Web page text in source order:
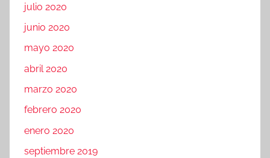
julio 2020
junio 2020
mayo 2020
abril 2020
marzo 2020
febrero 2020
enero 2020
septiembre 2019